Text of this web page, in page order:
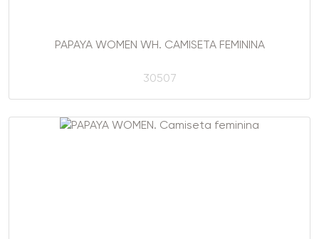
PAPAYA WOMEN WH. CAMISETA FEMININA
30507